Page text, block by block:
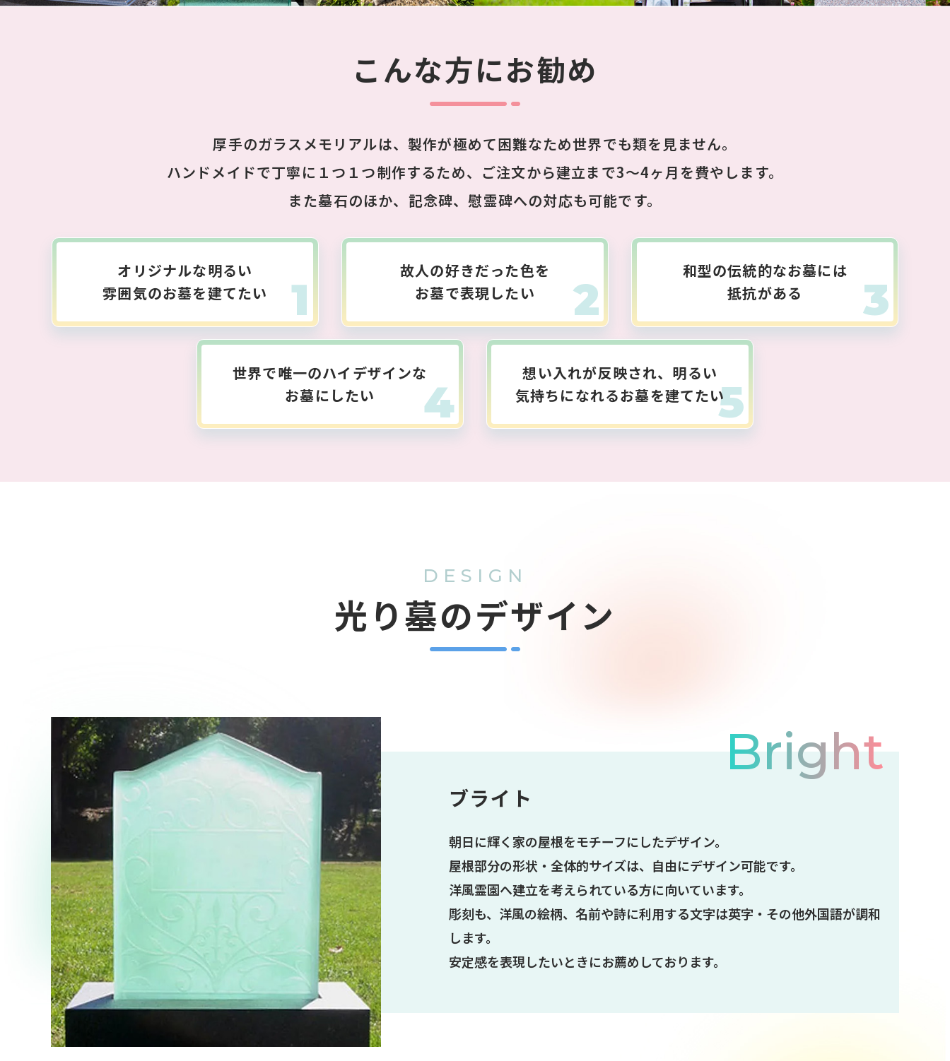
こんな方にお勧め
厚手のガラスメモリアルは、製作が極めて困難なため世界でも類を見ません。
ハンドメイドで丁寧に１つ１つ制作するため、ご注文から建立まで3～4ヶ月を費やします。
また墓石のほか、記念碑、慰霊碑への対応も可能です。
オリジナルな明るい
雰囲気のお墓を建てたい
故人の好きだった色を
お墓で表現したい
和型の伝統的なお墓には
抵抗がある
世界で唯一のハイデザインな
お墓にしたい
想い入れが反映され、明るい
気持ちになれるお墓を建てたい
DESIGN
光り墓のデザイン
ブライト
Bright
朝日に輝く家の屋根をモチーフにしたデザイン。
屋根部分の形状・全体的サイズは、自由にデザイン可能です。
洋風霊園へ建立を考えられている方に向いています。
彫刻も、洋風の絵柄、名前や詩に利用する文字は英字・その他外国語が調和
します。
安定感を表現したいときにお薦めしております。